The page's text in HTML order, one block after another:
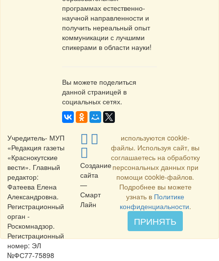
программах естественно-
научной направленности и
получить нереальный опыт
коммуникации с лучшими
спикерами в области науки!
Вы можете поделиться
данной страницей в
социальных сетях.
Учредитель- МУП
«Редакция газеты
«Краснокутские
вести». Главный
редактор:
Фатеева Елена
Александровна.
Регистрационный
орган -
Роскомнадзор.
Регистрационный
номер: ЭЛ
№ФС77-75898
Создание
сайта
—
Смарт
Лайн
используются cookie-
файлы. Используя сайт, вы
соглашаетесь на обработку
персональных данных при
помощи cookie-файлов.
Подробнее вы можете
узнать в Политике
конфиденциальности.
ПРИНЯТЬ